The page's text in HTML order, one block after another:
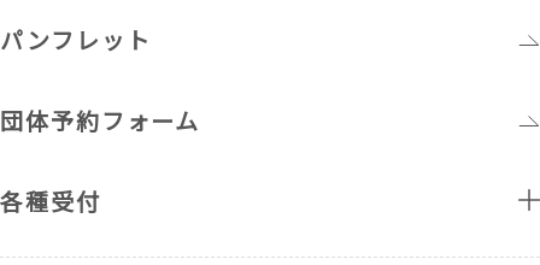
パンフレット
団体予約フォーム
各種受付